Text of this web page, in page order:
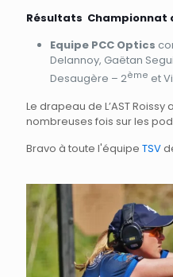
Résultats Championnat
Equipe PCC Optics
Delannoy, Gaëtan
Desaugère – 2ème et
Le drapeau de L’AST
nombreuses fois sur les
Bravo à toute l'équipe TSV